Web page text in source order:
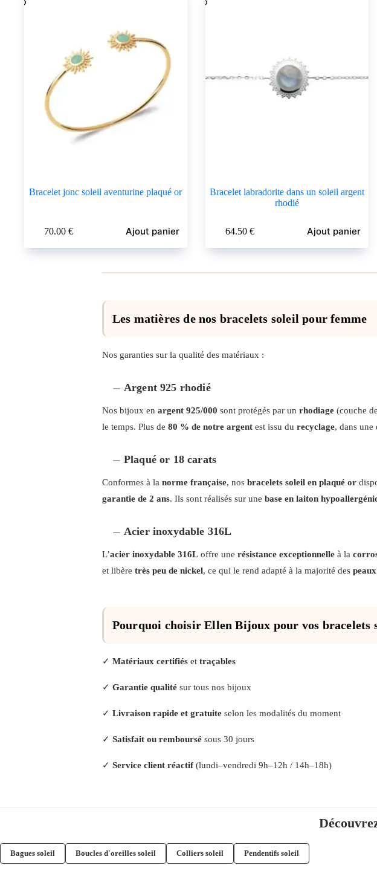
Bracelet jonc soleil aventurine plaqué or
70.00€ Ajout panier
Bracelet labradorite dans un soleil argent
rhodié
64.50€ Ajout panier
Les matières de nos bracelets soleil pour femme
Nos garanties sur la qualité des matériaux :
Argent 925 rhodié
Nos bijoux en argent 925/000 sont protégés par un rhodiage(couche
le temps. Plus de 80 % de notre argentest issu du recyclage, dans une
Plaqué or 18 carats
Conformes à la norme française, nos bracelets soleil en plaqué or
garantie de 2 ans. Ils sont réalisés sur une base en laiton
Acier inoxydable 316L
L’acier inoxydable 316Loffre une résistance exceptionnelleà la
et libère très peu de nickel, ce qui le rend adapté à la majorité des
Pourquoi choisir Ellen Bijoux pour vos bracelets
✓ Matériaux certifiéset traçables
✓ Garantie qualitésur tous nos bijoux
✓ Livraison rapide et gratuiteselon les modalités du moment
✓ Satisfait ou remboursésous 30 jours
✓ Service client réactif(lundi–vendredi 9h–12h / 14h–18h)
Bagues soleil Boucles d'oreilles soleil Colliers soleil Pendentifs soleil